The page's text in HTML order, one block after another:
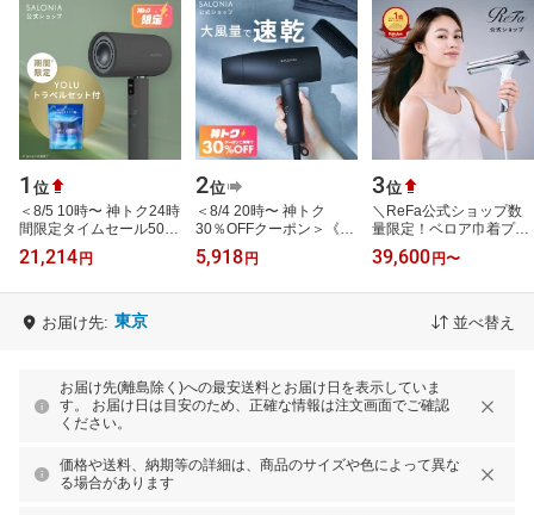
1 位
＜8/5 10時〜 神トク24時
間限定タイムセール50オ
フ！＞【SALONIA エア
トリートメント ドライヤ
21,214 円
2位
＜8/4 20時〜 神トク
30％OFFクーポン＞《公
式店》【SALONIA スピ
ーディー イオンドライヤ
5,918 円
3位
＼ReFa公式ショップ数
量限定！ベロア巾着プレ
ゼント／ コンパクト 速
乾 ドライヤー まとまる
39,600 円〜
お届け先: 東京 並べ替え
お届け先(離島除く)への最安送料とお届け日を表示していま
す。 お届け日は目安のため、正確な情報は注文画面でご確認
ください。
価格や送料、納期等の詳細は、商品のサイズや色によって異な
る場合があります